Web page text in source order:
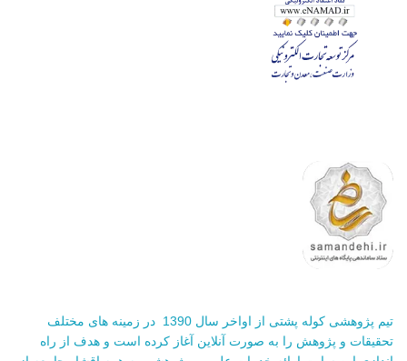
تیم پژوهشی کوله پشتی از اواخر سال 1390 در زمینه های مختلف
تحقیقات و پژوهش را به صورت آنلاین آغاز کرده است و هدف از راه